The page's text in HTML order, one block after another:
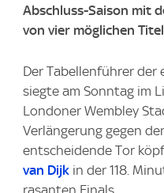
Abschluss-Saison mit
von vier möglichen
Der Tabellenführer der
siegte am Sonntag im
Londoner Wembley
Verlängerung gegen
entscheidende Tor
van Dijk in der 118.